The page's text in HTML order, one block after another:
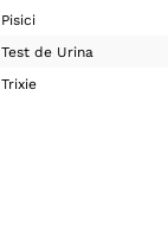
Pisici
Test de Urina
Trixie